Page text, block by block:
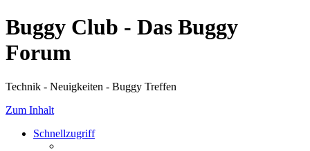
Buggy Club - Das Buggy
Forum
Technik - Neuigkeiten - Buggy Treffen
Zum Inhalt
Schnellzugriff